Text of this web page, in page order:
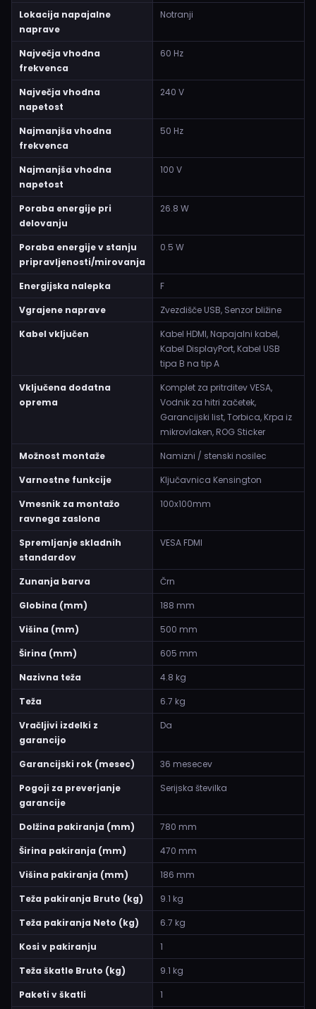
Lokacija napajalne
naprave
Notranji
Največja vhodna
frekvenca
60 Hz
Največja vhodna
napetost
240 V
Najmanjša vhodna
frekvenca
50 Hz
Najmanjša vhodna
napetost
100 V
Poraba energije pri
delovanju
26.8 W
Poraba energije v stanju
pripravljenosti/mirovanja
0.5 W
Energijska nalepka
F
Vgrajene naprave
Zvezdišče USB, Senzor bližine
Kabel vključen
Kabel HDMI, Napajalni kabel,
Kabel DisplayPort, Kabel USB
tipa B na tip A
Vključena dodatna
oprema
Komplet za pritrditev VESA,
Vodnik za hitri začetek,
Garancijski list, Torbica, Krpa iz
mikrovlaken, ROG Sticker
Možnost montaže
Namizni / stenski nosilec
Varnostne funkcije
Ključavnica Kensington
Vmesnik za montažo
ravnega zaslona
100x100mm
Spremljanje skladnih
standardov
VESA FDMI
Zunanja barva
Črn
Globina (mm)
188 mm
Višina (mm)
500 mm
Širina (mm)
605 mm
Nazivna teža
4.8 kg
Teža
6.7 kg
Vračljivi izdelki z
garancijo
Da
Garancijski rok (mesec)
36 mesecev
Pogoji za preverjanje
garancije
Serijska številka
Dolžina pakiranja (mm)
780 mm
Širina pakiranja (mm)
470 mm
Višina pakiranja (mm)
186 mm
Teža pakiranja Bruto (kg)
9.1 kg
Teža pakiranja Neto (kg)
6.7 kg
Kosi v pakiranju
1
Teža škatle Bruto (kg)
9.1 kg
Paketi v škatli
1